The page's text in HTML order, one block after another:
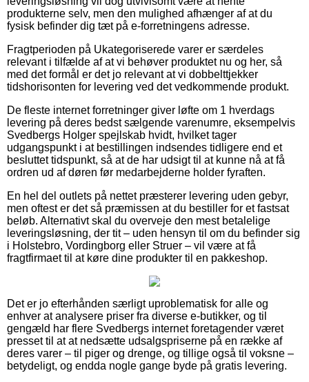
produkterne selv, men den mulighed afhænger af at du
fysisk befinder dig tæt på e-forretningens adresse.
Fragtperioden på Ukategoriserede varer er særdeles
relevant i tilfælde af at vi behøver produktet nu og her, så
med det formål er det jo relevant at vi dobbelttjekker
tidshorisonten for levering ved det vedkommende produkt.
De fleste internet forretninger giver løfte om 1 hverdags
levering på deres bedst sælgende varenumre, eksempelvis
Svedbergs Holger spejlskab hvidt, hvilket tager
udgangspunkt i at bestillingen indsendes tidligere end et
besluttet tidspunkt, så at de har udsigt til at kunne nå at få
ordren ud af døren før medarbejderne holder fyraften.
En hel del outlets på nettet præsterer levering uden gebyr,
men oftest er det så præmissen at du bestiller for et fastsat
beløb. Alternativt skal du overveje den mest betalelige
leveringsløsning, der tit – uden hensyn til om du befinder sig
i Holstebro, Vordingborg eller Struer – vil være at få
fragtfirmaet til at køre dine produkter til en pakkeshop.
Det er jo efterhånden særligt uproblematisk for alle og
enhver at analysere priser fra diverse e-butikker, og til
gengæld har flere Svedbergs internet foretagender været
presset til at at nedsætte udsalgspriserne på en række af
deres varer – til piger og drenge, og tillige også til voksne –
betydeligt, og endda nogle gange byde på gratis levering.